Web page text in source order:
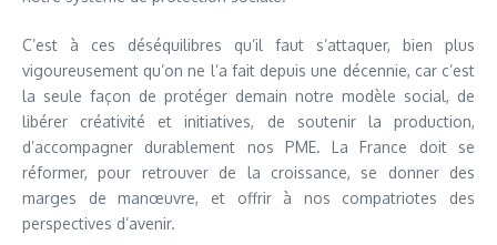
C’est à ces déséquilibres qu’il faut s’attaquer, bien plus
vigoureusement qu’on ne l’a fait depuis une décennie, car c’est
la seule façon de protéger demain notre modèle social, de
libérer créativité et initiatives, de soutenir la production,
d’accompagner durablement nos PME. La France doit se
réformer, pour retrouver de la croissance, se donner des
marges de manœuvre, et offrir à nos compatriotes des
perspectives d’avenir.